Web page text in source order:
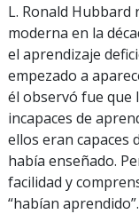
L. Ronald Hubbard
moderna en la
el aprendizaje
empezado a
él observó fue que
incapaces de
ellos eran capaces
había enseñado.
facilidad y
“habían aprendido”.